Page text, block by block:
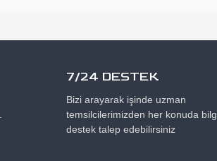
7/24 DESTEK
Bizi arayarak işinde uzman
temsilcilerimizden her konuda
destek talep edebilirsiniz